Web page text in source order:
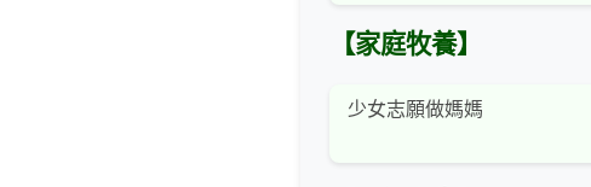
【家庭牧養】
少女志願做媽媽